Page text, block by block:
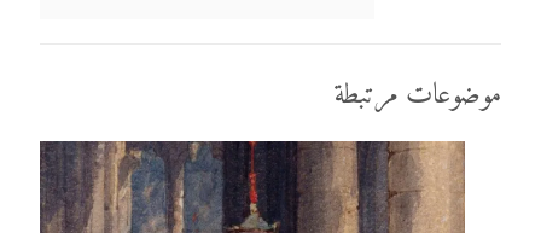
موضوعات مرتبطة